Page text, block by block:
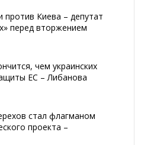
против Киева – депутат
перед вторжением
чем украинских
ЕС – Либанова
стал флагманом
проекта –